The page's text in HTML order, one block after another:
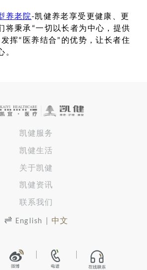
养老院-凯健养老享受更健康、更
将秉承“一切以长者为中心，提供
发挥“ 医养结合” 的优势，让长者住
。
凯健服务
凯健生活
关于凯健
凯健资讯
联系我们
English 中文